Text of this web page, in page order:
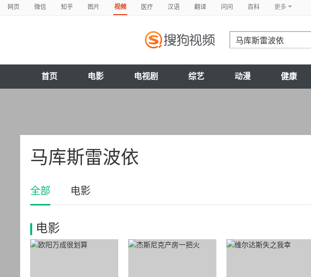
网页 微信 知乎 图片 视频 医疗 汉语 翻译 问问 百科 更多
首页 电影 电视剧 综艺 动漫 健康
马库斯雷波依
全部 电影
电影